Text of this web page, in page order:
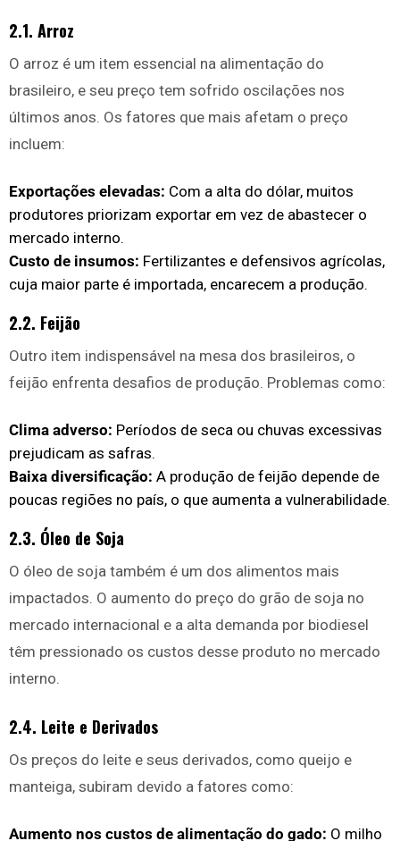
2.1. Arroz
O arroz é um item essencial na alimentação do
brasileiro, e seu preço tem sofrido oscilações nos
últimos anos. Os fatores que mais afetam o preço
incluem:
Exportações elevadas: Com a alta do dólar, muitos
produtores priorizam exportar em vez de abastecer o
mercado interno.
Custo de insumos: Fertilizantes e defensivos agrícolas,
cuja maior parte é importada, encarecem a produção.
2.2. Feijão
Outro item indispensável na mesa dos brasileiros, o
feijão enfrenta desafios de produção. Problemas como:
Clima adverso: Períodos de seca ou chuvas excessivas
prejudicam as safras.
Baixa diversificação: A produção de feijão depende de
poucas regiões no país, o que aumenta a vulnerabilidade.
2.3. Óleo de Soja
O óleo de soja também é um dos alimentos mais
impactados. O aumento do preço do grão de soja no
mercado internacional e a alta demanda por biodiesel
têm pressionado os custos desse produto no mercado
interno.
2.4. Leite e Derivados
Os preços do leite e seus derivados, como queijo e
manteiga, subiram devido a fatores como:
Aumento nos custos de alimentação do gado: O milho